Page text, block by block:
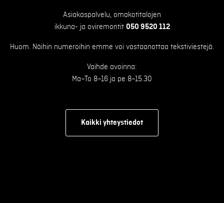
Asiakaspalvelu, omakotitalojen
ikkuna- ja oviremontit 050 9520 112
Huom. Näihin numeroihin emme voi vastaanottaa tekstiviestejä.
Vaihde avoinna:
Ma–To 8–16 ja pe 8–15.30
Kaikki yhteystiedot